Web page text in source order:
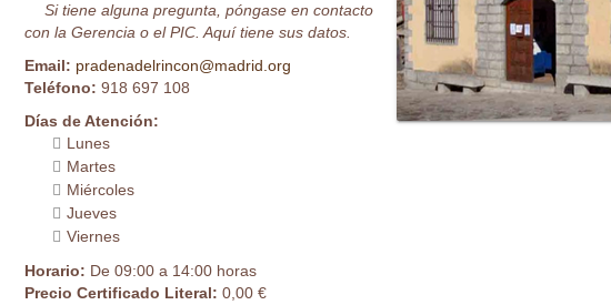
Si tiene alguna pregunta, póngase en contacto
con la Gerencia o el PIC. Aquí tiene sus datos.
Email: pradenadelrincon@madrid.org
Teléfono: 918 697 108
Días de Atención:
Lunes
Martes
Miércoles
Jueves
Viernes
Horario: De 09:00 a 14:00 horas
Precio Certificado Literal: 0,00 €